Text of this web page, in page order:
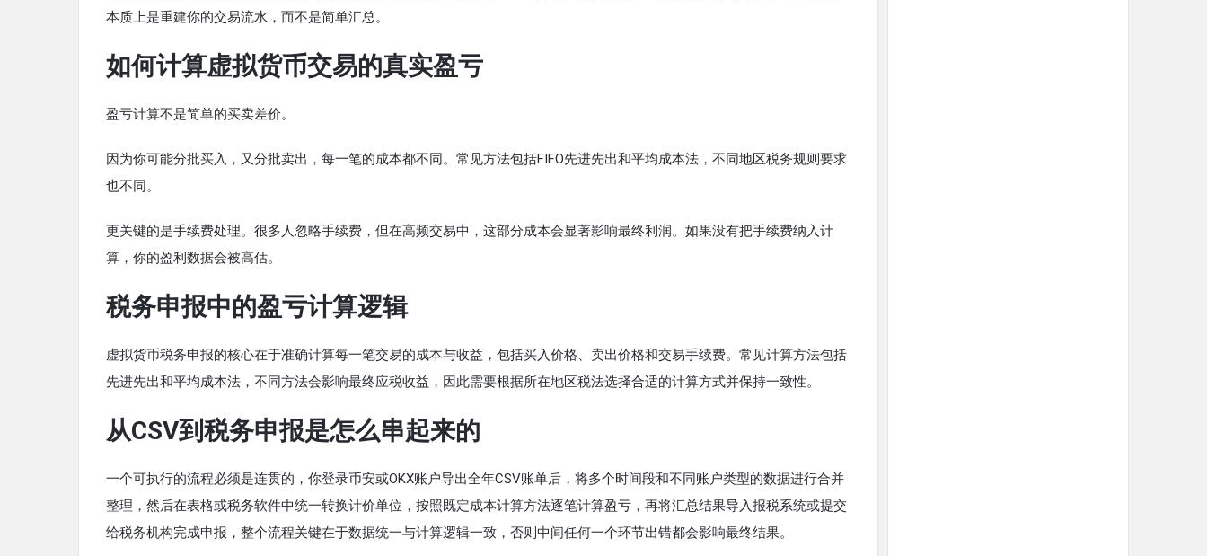
本质上是重建你的交易流水，而不是简单汇总。
如何计算虚拟货币交易的真实盈亏
盈亏计算不是简单的买卖差价。
因为你可能分批买入，又分批卖出，每一笔的成本都不同。常见方法包括FIFO先进先出和平均成本法，不同地区税务规则要求
也不同。
更关键的是手续费处理。很多人忽略手续费，但在高频交易中，这部分成本会显著影响最终利润。如果没有把手续费纳入计
算，你的盈利数据会被高估。
税务申报中的盈亏计算逻辑
虚拟货币税务申报的核心在于准确计算每一笔交易的成本与收益，包括买入价格、卖出价格和交易手续费。常见计算方法包括
先进先出和平均成本法，不同方法会影响最终应税收益，因此需要根据所在地区税法选择合适的计算方式并保持一致性。
从CSV到税务申报是怎么串起来的
一个可执行的流程必须是连贯的，你登录币安或OKX账户导出全年CSV账单后，将多个时间段和不同账户类型的数据进行合并
整理，然后在表格或税务软件中统一转换计价单位，按照既定成本计算方法逐笔计算盈亏，再将汇总结果导入报税系统或提交
给税务机构完成申报，整个流程关键在于数据统一与计算逻辑一致，否则中间任何一个环节出错都会影响最终结果。